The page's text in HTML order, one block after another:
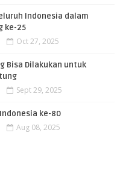
Indonesia dalam
ke-25
Oct 27, 2025
Bisa Dilakukan untuk
Sept 29, 2025
ke-80
Aug 08, 2025